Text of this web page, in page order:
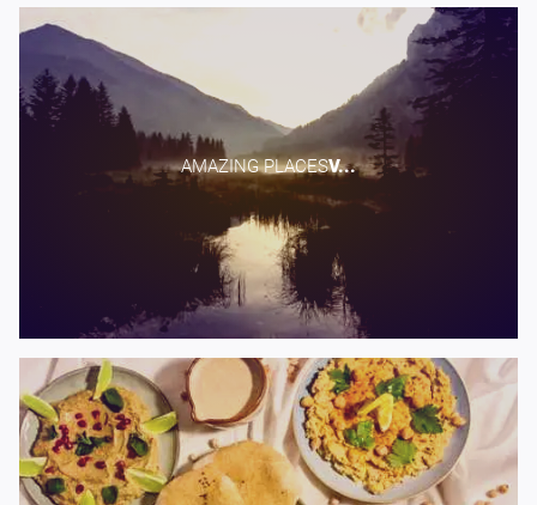
AMAZING PLACES​V...